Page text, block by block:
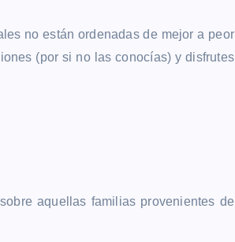
no están ordenadas de mejor a peor
(por si no las conocías) y disfrutes
aquellas familias provenientes de